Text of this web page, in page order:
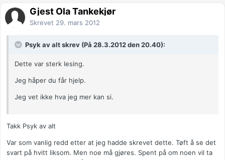
Gjest Ola Tankekjør
Skrevet 29. mars 2012
Psyk av alt skrev (På 28.3.2012 den 20.40):
Dette var sterk lesing.
Jeg håper du får hjelp.
Jeg vet ikke hva jeg mer kan si.
Takk Psyk av alt
Var som vanlig redd etter at jeg hadde skrevet dette. Tøft å se det
svart på hvitt liksom. Men noe må gjøres. Spent på om noen vil ta